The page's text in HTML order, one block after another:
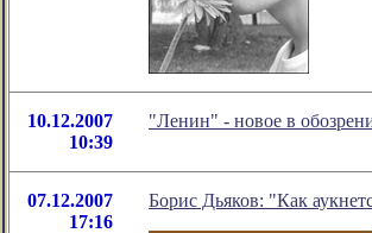
10.12.2007
10:39
"Ленин" - новое в
07.12.2007
17:16
Борис Дьяков: "Как